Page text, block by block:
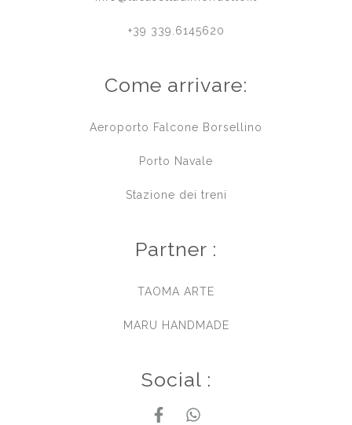
+39 339.6145620
Come arrivare:
Aeroporto Falcone Borsellino
Porto Navale
Stazione dei treni
Partner :
TAOMA ARTE
MARU HANDMADE
Social :